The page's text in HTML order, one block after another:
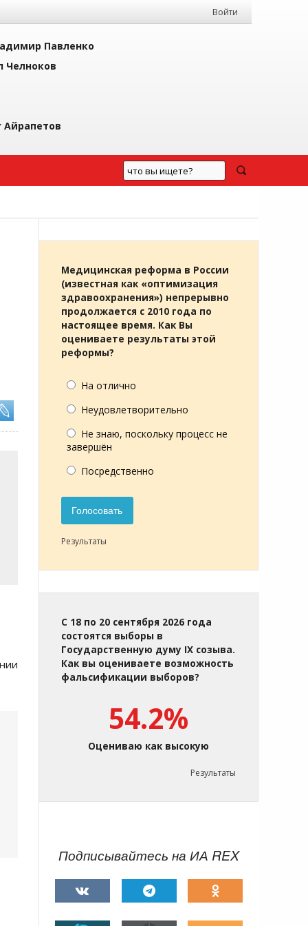
Войти
Павленко
Челноков
Айрапетов
Медицинская реформа в России
(известная как «оптимизация
здравоохранения») непрерывно
продолжается с 2010 года по
настоящее время. Как Вы
оцениваете результаты этой
реформы?
На отлично
Неудовлетворительно
Не знаю, поскольку процесс не
завершён
Посредственно
Голосовать
Результаты
С 18 по 20 сентября 2026 года
состоятся выборы в
Государственную думу IX созыва.
Как вы оцениваете возможность
фальсификации выборов?
54.2%
Оцениваю как высокую
Результаты
Подписывайтесь на ИА REX